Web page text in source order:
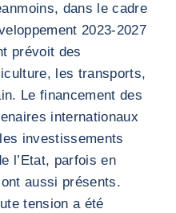
dans le cadre
2023-2027
prévoit des
les transports,
Le financement des
internationaux
investissements
l’Etat, parfois en
aussi présents.
tension a été